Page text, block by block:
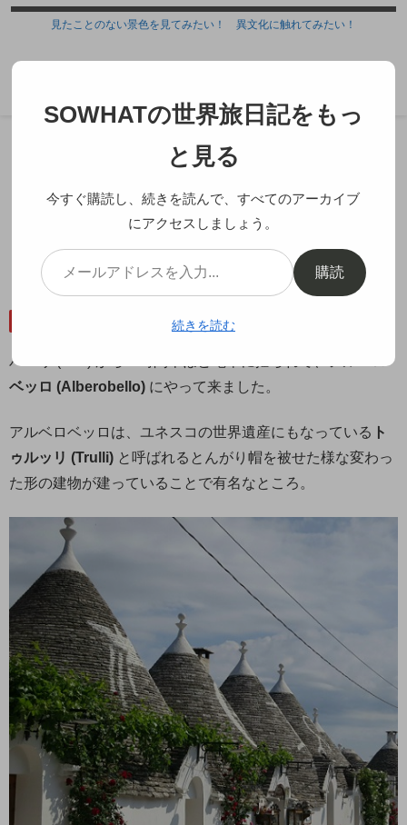
見たことのない景色を見てみたい！ 異文化に触れてみたい！
イタリア
とんがり帽の可愛い街並み アルベ
ロベッロ
2013.05.13 2017.07.04
バーリ (Bari) から１時間半ほど電車に揺られて、
ベッロ (Alberobello) にやって来ました。
アルベロベッロは、ユネスコの世界遺産にもなっている ト
ゥルッリ (Trulli) と呼ばれるとんがり帽を被せた様な変わっ
た形の建物が建っていることで有名なところ。
SOWHATの世界旅日記をもっ
と見る
今すぐ購読し、続きを読んで、すべてのアーカイブ
にアクセスしましょう。
購読
続きを読む